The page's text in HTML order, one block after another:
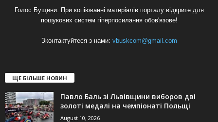
Голос Бущини. При копіюванні матеріалів порталу відкрите для
пошукових систем гіперпосилання обов'язове!
Зконтактуйтеся з нами: vbuskcom@gmail.com
ЩЕ БІЛЬШЕ НОВИН
Павло Баль зі Львівщини виборов дві
золоті медалі на чемпіонаті Польщі
August 10, 2026